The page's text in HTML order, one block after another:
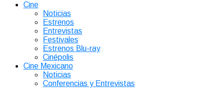
Cine
Noticias
Estrenos
Entrevistas
Festivales
Estrenos Blu-ray
Cinépolis
Cine Mexicano
Noticias
Conferencias y Entrevistas